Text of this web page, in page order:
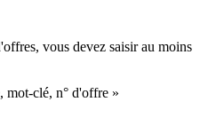
vous devez saisir au moins
mot-clé, n° d'offre »